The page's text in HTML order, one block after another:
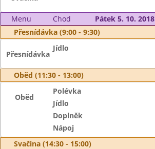
Menu Chod
Pátek 5. 10. 2018
Přesnídávka (9:00 - 9:30)
Přesnídávka
Jídlo
Oběd (11:30 - 13:00)
Oběd
Polévka
Jídlo
Doplněk
Nápoj
Svačina (14:30 - 15:00)